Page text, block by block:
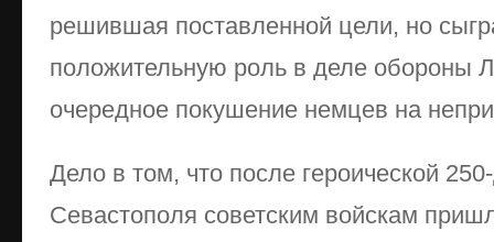
решившая поставленной цели, но
положительную роль в деле обороны
очередное покушение немцев на
Дело в том, что после героической
Севастополя советским войскам